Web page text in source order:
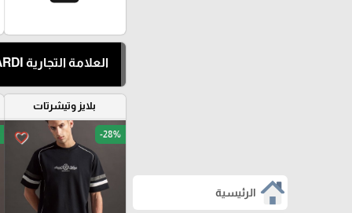
الرئيسية
العلامة التجارية BERARDI
بلايز وتيشرتات
favorite_border -28%